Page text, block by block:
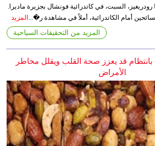
السبت، في كاتدرائية فونشال بجزيرة ماديرا.
أمام الكاتدرائية، أملاً في مشاهدة ر�... المزيد
المزيد من التحقيقات السياحية
قد يعزز صحة القلب ويقلل مخاطر
الأمراض